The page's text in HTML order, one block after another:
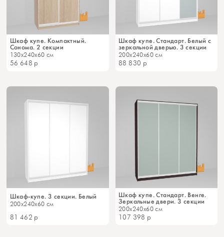
Шкаф купе. Компактный.
Сонома. 2 секции
130x240x60 см
56 648 р
Шкаф купе. Стандарт. Белый с
зеркальной дверью. 3 секции
200x240x60 см
88 830 р
Шкаф-купе. 3 секции. Белый
200x240x60 см
81 462 р
Шкаф купе. Стандарт. Венге.
Зеркальные двери. 3 секции
200x240x60 см
107 398 р